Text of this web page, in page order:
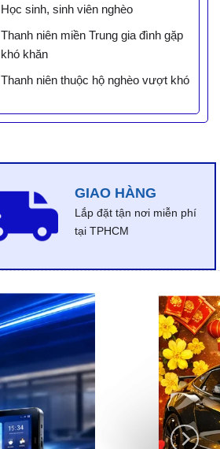
Học sinh, sinh viên nghèo
Thanh niên miền Trung gia đình gặp
khó khăn
Thanh niên thuộc hộ nghèo vượt khó
GIAO HÀNG
Lắp đặt tận nơi miễn phí
tại TPHCM